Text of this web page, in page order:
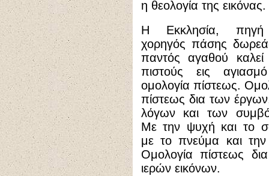
η θεολογία της εικόνας.
Η Εκκλησία, πηγή
χορηγός πάσης
παντός αγαθού καλεί
πιστούς εις
ομολογία πίστεως.
πίστεως δια των
λόγων και των
Με την ψυχή και το
με το πνεύμα και
Ομολογία πίστεως
ιερών εικόνων.